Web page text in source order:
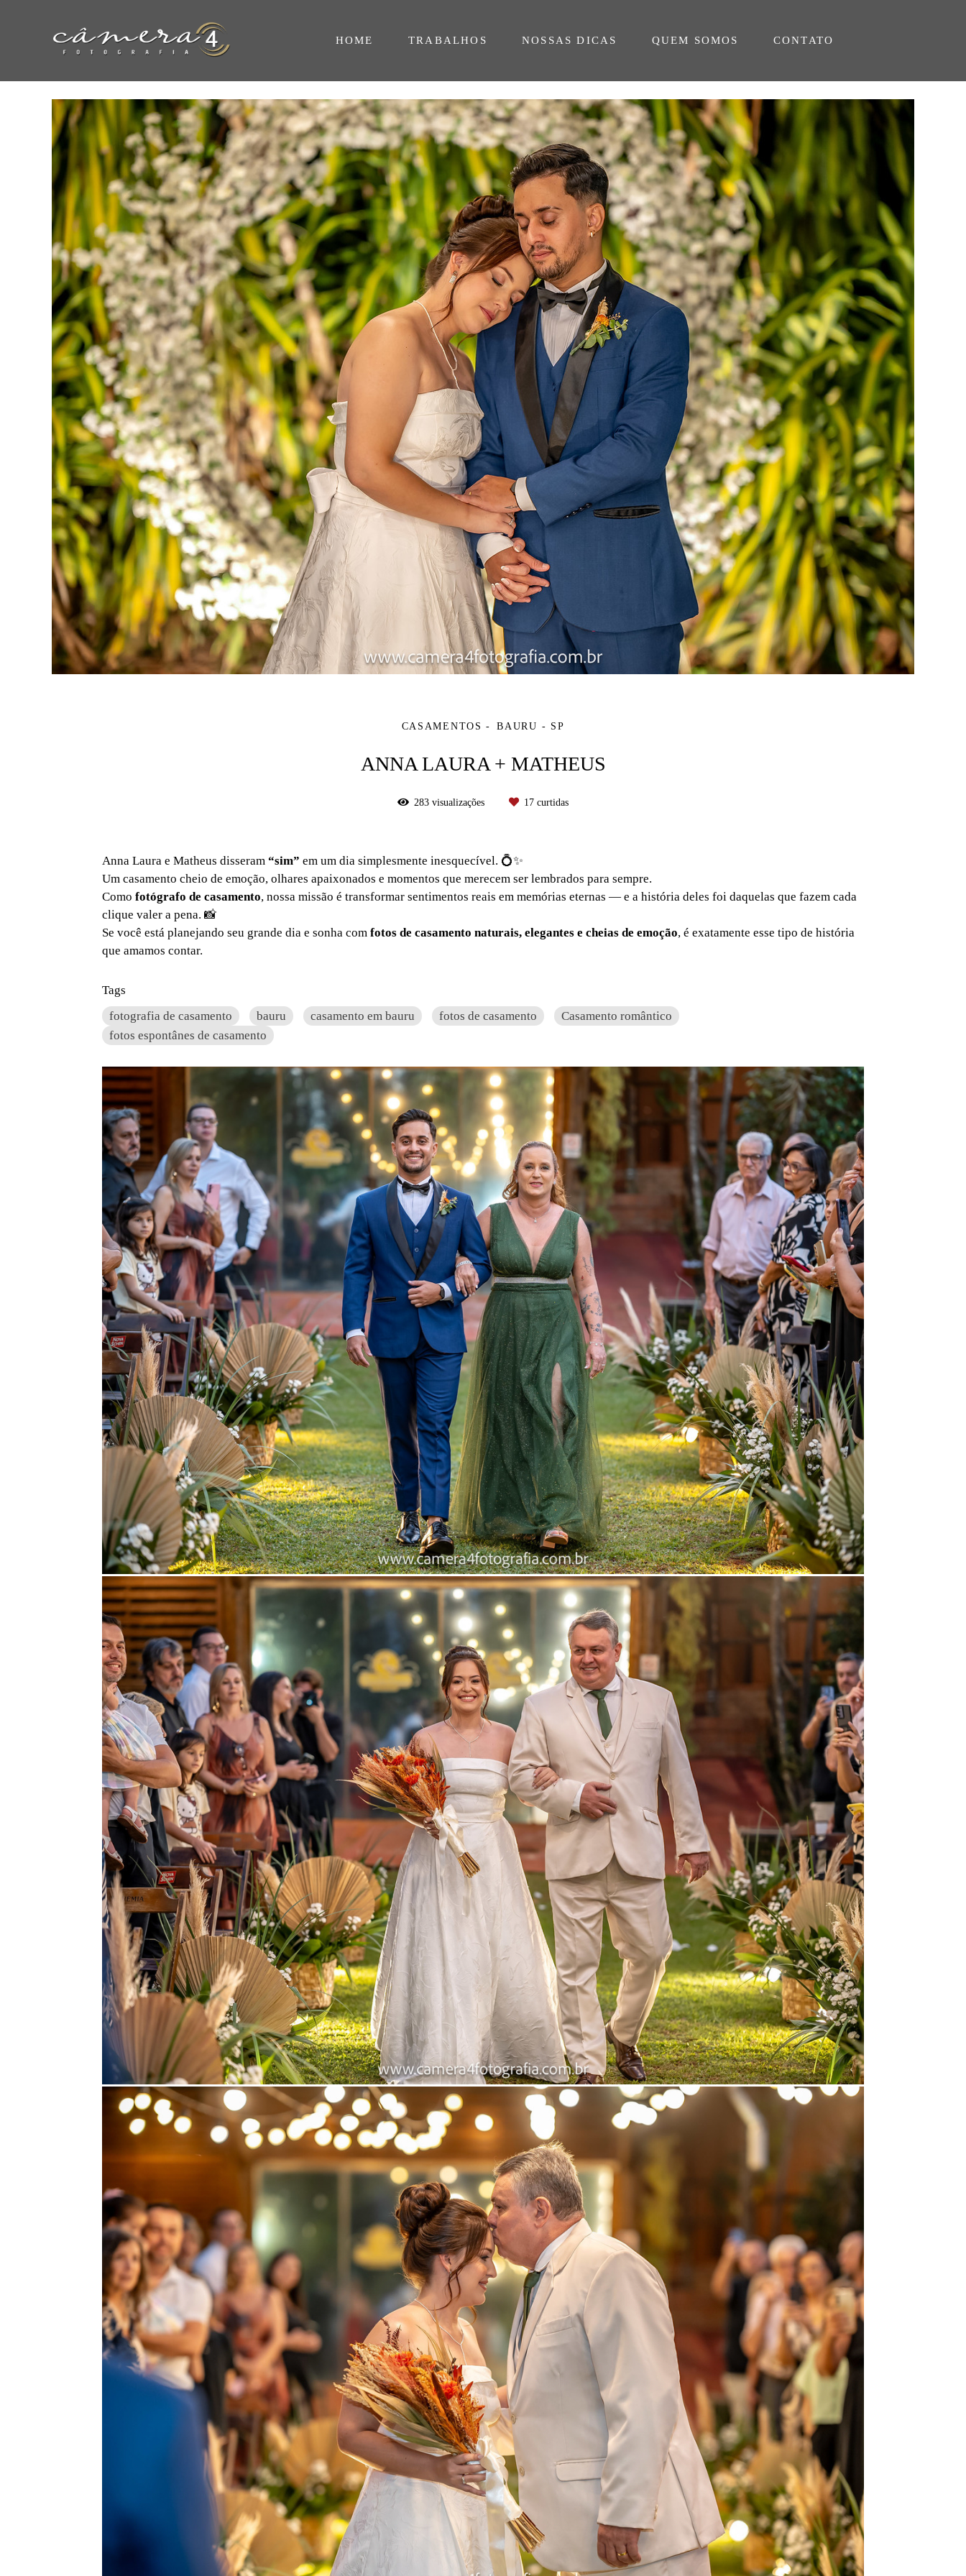
HOME TRABALHOS NOSSAS DICAS QUEM SOMOS CONTATO
CASAMENTOS BAURU - SP
ANNA LAURA + MATHEUS
283 visualizações 17 curtidas
Anna Laura e Matheus disseram “sim” em um dia simplesmente inesquecível. 💍✨
Um casamento cheio de emoção, olhares apaixonados e momentos que merecem ser lembrados para sempre.
Como fotógrafo de casamento, nossa missão é transformar sentimentos reais em memórias eternas — e a história deles foi daquelas que fazem cada
clique valer a pena. 📸
Se você está planejando seu grande dia e sonha com fotos de casamento naturais, elegantes e cheias de emoção, é exatamente esse tipo de história
que amamos contar.
Tags
fotografia de casamento
bauru casamento em bauru fotos de casamento
Casamento romântico
fotos espontânes de casamento